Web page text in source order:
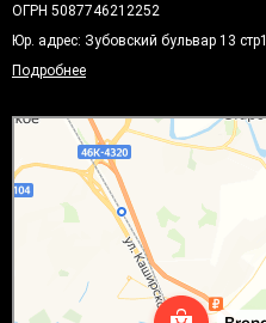
ОГРН 5087746212252
Юр. адрес: Зубовский бульвар 13 стр1
Подробнее